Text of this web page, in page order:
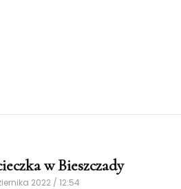
w Bieszczady
2022 / 12:54